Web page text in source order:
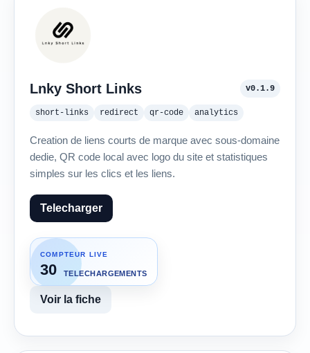
Lnky Short Links v0.1.9
short-links redirect qr-code analytics
Creation de liens courts de marque avec sous-domaine
dedie, QR code local avec logo du site et statistiques
simples sur les clics et les liens.
Telecharger
COMPTEUR LIVE
30 TELECHARGEMENTS
Voir la fiche